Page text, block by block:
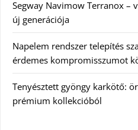
Segway Navimow Terranox –
új generációja
Napelem rendszer telepítés
érdemes kompromisszumot
Tenyésztett gyöngy karkötő:
prémium kollekcióból